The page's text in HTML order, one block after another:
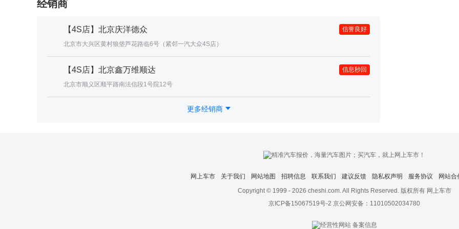
经销商
【4S店】北京庆洋德众
北京市大兴区黄村狼垡芦花路临6号（紧邻一汽大众4S店）
信誉良好
【4S店】北京鑫万维顺达
北京市顺义区顺平路南法信段1号院12号
信息秒回
更多经销商
网上车市 关于我们 网站地图 招聘信息 联系我们 建议反馈 隐私权声明 服务协议 网站合
Copyright © 1999 - 2026 cheshi.com. All Rights Reserved. 版权所有 网上车市
京ICP备15067519号-2 京公网安备：11010502034780